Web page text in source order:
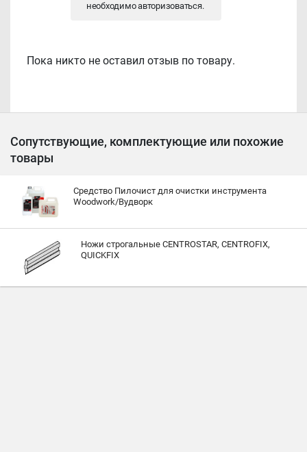
Пока никто не оставил отзыв по товару.
необходимоавторизоваться.
Сопутствующие, комплектующие или похожие
товары
Средство Пилочист для очистки инструмента
Woodwork/Вудворк
Ножи строгальные CENTROSTAR, CENTROFIX,
QUICKFIX